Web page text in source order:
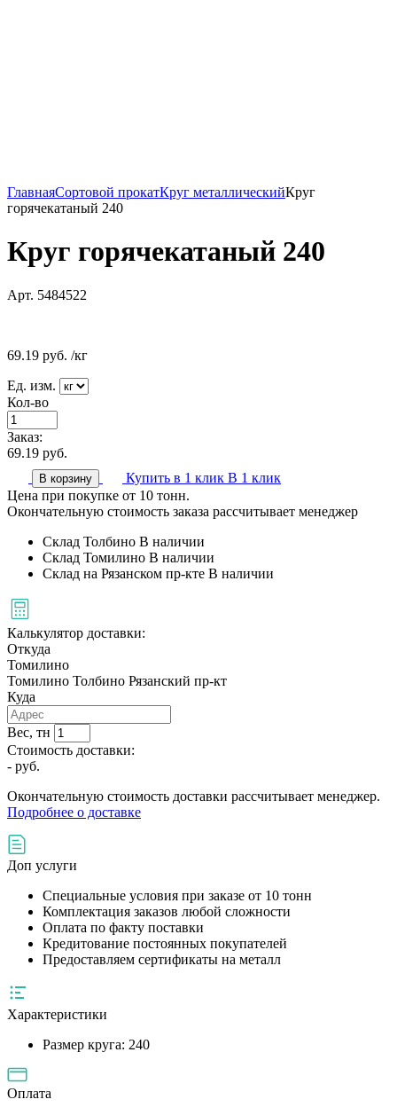
ГлавнаяСортовой прокатКруг металлическийКруг
горячекатаный 240
Круг горячекатаный 240
Арт. 5484522
69.19 руб. /кг
Ед. изм.
Кол-во
Заказ:
69.19 руб.
В корзину Купить в 1 клик В 1 клик
Цена при покупке от 10 тонн.
Окончательную стоимость заказа рассчитывает менеджер
Склад Толбино В наличии
Склад Томилино В наличии
Склад на Рязанском пр-кте В наличии
Калькулятор доставки:
Откуда
Томилино
Томилино Толбино Рязанский пр-кт
Куда
Вес, тн
Стоимость доставки:
- руб.
Окончательную стоимость доставки рассчитывает менеджер.
Подробнее о доставке
Доп услуги
Специальные условия при заказе от 10 тонн
Комплектация заказов любой сложности
Оплата по факту поставки
Кредитование постоянных покупателей
Предоставляем сертификаты на металл
Характеристики
Размер круга: 240
Оплата